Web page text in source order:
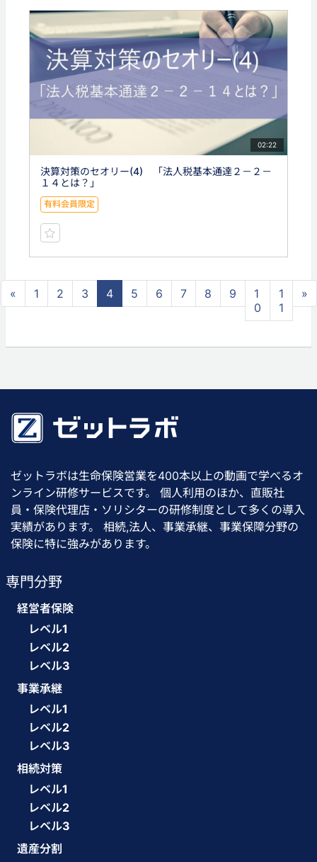
02:22
決算対策のセオリー(4) 「法人税基本通達２－２－
１４とは？」
有料会員限定
« 1 2 3 4 5 6 7 8 9
1
0
1
1
»
ゼットラボは生命保険営業を400本以上の動画で学べるオ
ンライン研修サービスです。 個人利用のほか、直販社
員・保険代理店・ソリシターの研修制度として多くの導入
実績があります。 相続,法人、事業承継、事業保障分野の
保険に特に強みがあります。
専門分野
経営者保険
レベル1
レベル2
レベル3
事業承継
レベル1
レベル2
レベル3
相続対策
レベル1
レベル2
レベル3
遺産分割